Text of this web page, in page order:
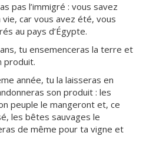
pas l’immigré : vous savez
vie, car vous avez été, vous
au pays d’Égypte.
tu ensemenceras la terre et
produit.
année, tu la laisseras en
son produit : les
peuple le mangeront et, ce
les bêtes sauvages le
de même pour ta vigne et